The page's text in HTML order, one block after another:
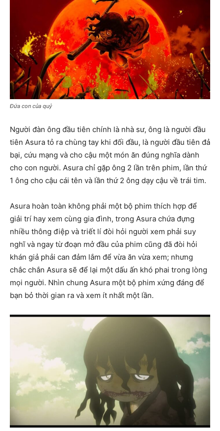
Đứa con của quỷ
Người đàn ông đầu tiên chính là nhà sư, ông là người đầu
tiên Asura tỏ ra chùng tay khi đối đầu, là người đầu tiên đả
bại, cứu mạng và cho cậu một món ăn đúng nghĩa dành
cho con người. Asura chỉ gặp ông 2 lần trên phim, lần thứ
1 ông cho cậu cái tên và lần thứ 2 ông dạy cậu về trái tim.
Asura hoàn toàn không phải một bộ phim thích hợp để
giải trí hay xem cùng gia đình, trong Asura chứa đựng
nhiều thông điệp và triết lí đòi hỏi người xem phải suy
nghĩ và ngay từ đoạn mở đầu của phim cũng đã đòi hỏi
khán giả phải can đảm lắm để vừa ăn vừa xem; nhưng
chắc chắn Asura sẽ để lại một dấu ấn khó phai trong lòng
mọi người. Nhìn chung Asura một bộ phim xứng đáng để
bạn bỏ thời gian ra và xem ít nhất một lần.